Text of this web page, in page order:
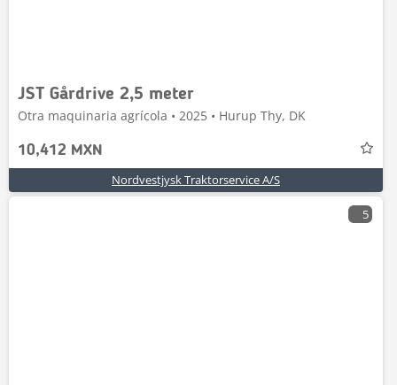
JST Gårdrive 2,5 meter
Otra maquinaria agrícola • 2025 • Hurup Thy, DK
10,412 MXN
Nordvestjysk Traktorservice A/S
5